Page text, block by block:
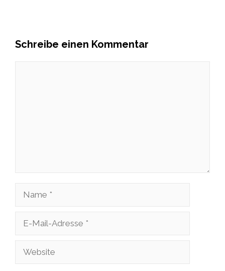
Schreibe einen Kommentar
Name
Adresse
Website